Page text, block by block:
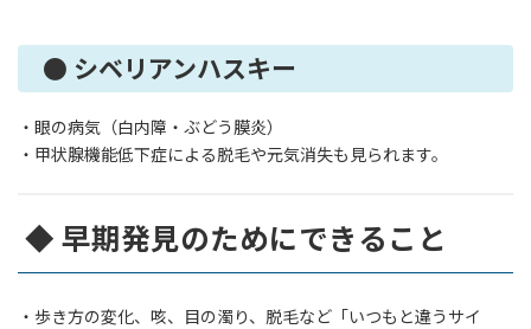
● シベリアンハスキー
・眼の病気（白内障・ぶどう膜炎）
・甲状腺機能低下症による脱毛や元気消失も見られます。
◆ 早期発見のためにできること
・歩き方の変化、咳、目の濁り、脱毛など「いつもと違うサイ